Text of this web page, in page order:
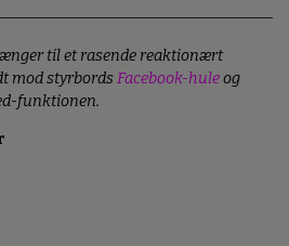
til et rasende reaktionært
mod styrbordsFacebook-huleog
funktionen.